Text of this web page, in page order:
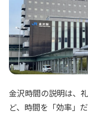
金沢時間の説明は、
ど、時間を「効率」